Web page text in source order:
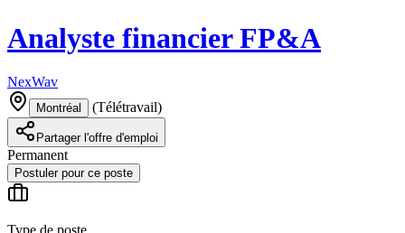
Analyste financier FP&A
NexWav
Montréal (Télétravail)
Partager l'offre d'emploi
Permanent
Postuler pour ce poste
Type de poste